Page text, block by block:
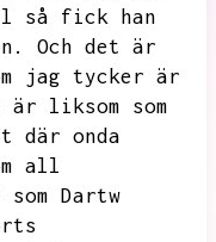
så fick han
Och det är
jag tycker är
är liksom som
där onda
all
Dartw